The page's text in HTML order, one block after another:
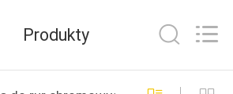
98
Produkty